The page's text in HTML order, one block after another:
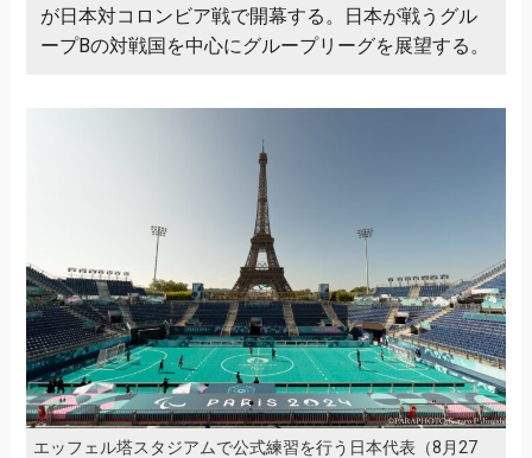
が日本対コロンビア戦で開幕する。日本が戦うグル
ープBの対戦国を中心にグループリーグを展望する。
エッフェル塔スタジアムで公式練習を行う日本代表（8月27